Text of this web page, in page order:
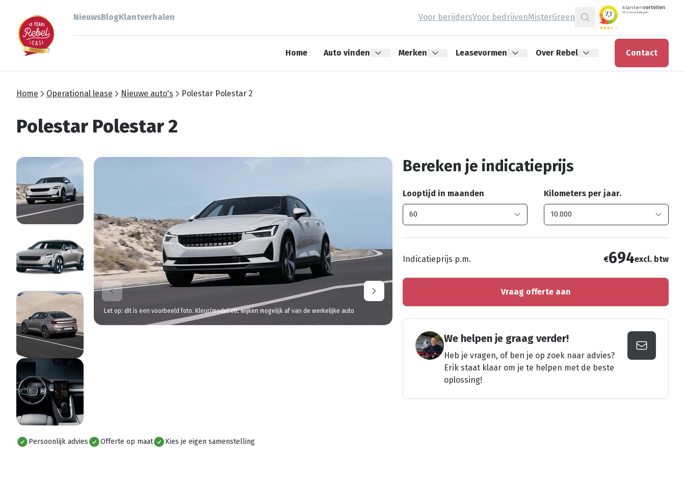
NieuwsBlogKlantverhalen Voor berijdersVoor bedrijvenMisterGreen
Zoeken
Home Auto vinden Merken Leasevormen Over Rebel Contact
Home Operational lease Nieuwe auto's Polestar Polestar 2
Polestar Polestar 2
Alles bekijken
Let op: dit is een voorbeeld foto. Kleur/model etc wijken mogelijk af van de werkelijke auto
Persoonlijk advies Offerte op maat Kies je eigen samenstelling
Bereken je indicatieprijs
Looptijd in maanden Kilometers per jaar.
Indicatieprijs p.m. €694excl. btw
Vraag offerte aan
We helpen je graag verder!
Heb je vragen, of ben je op zoek naar advies?
Erik staat klaar om je te helpen met de beste
oplossing!